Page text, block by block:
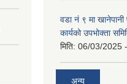
वडा नं ९ मा
कार्यको उपभोक्ता
मिति: 06/03/2025
अन्य